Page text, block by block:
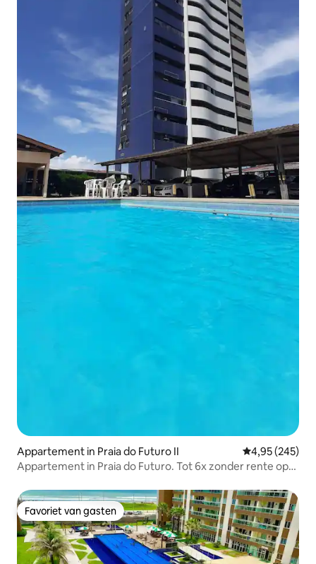
Appartement in Praia do Futuro II Gemiddelde
4,95 (245)
Appartement in Praia do Futuro. Tot 6x zonder rente op
Favoriet van gasten
Favoriet van gasten